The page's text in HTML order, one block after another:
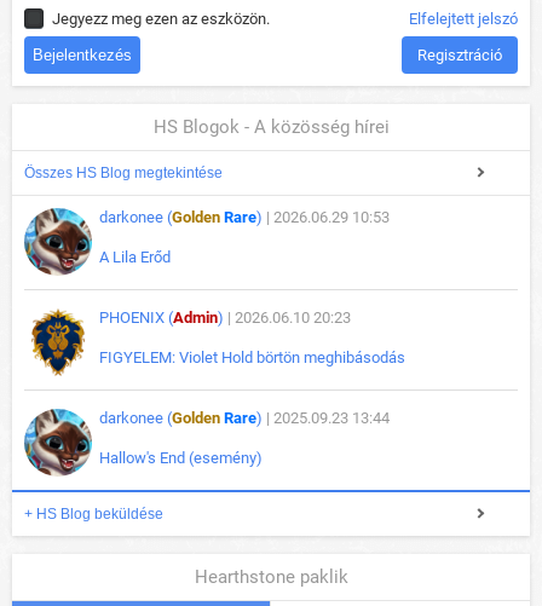
Jegyezz meg ezen az eszközön. Elfelejtett jelszó
Regisztráció
HS Blogok - A közösség hírei
Összes HS Blog megtekintése
darkonee (Golden Rare) | 2026.06.29 10:53
A Lila Erőd
PHOENIX (Admin) | 2026.06.10 20:23
FIGYELEM: Violet Hold börtön meghibásodás
darkonee (Golden Rare) | 2025.09.23 13:44
Hallow's End (esemény)
+ HS Blog beküldése
Hearthstone paklik